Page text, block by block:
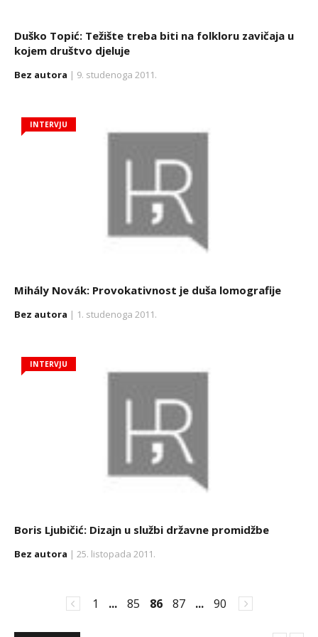
Duško Topić: Težište treba biti na folkloru zavičaja u
kojem društvo djeluje
Bez autora | 9. studenoga 2011.
INTERVJU
Mihály Novák: Provokativnost je duša lomografije
Bez autora | 1. studenoga 2011.
INTERVJU
Boris Ljubičić: Dizajn u službi državne promidžbe
Bez autora | 25. listopada 2011.
1 ... 85 86 87 ... 90